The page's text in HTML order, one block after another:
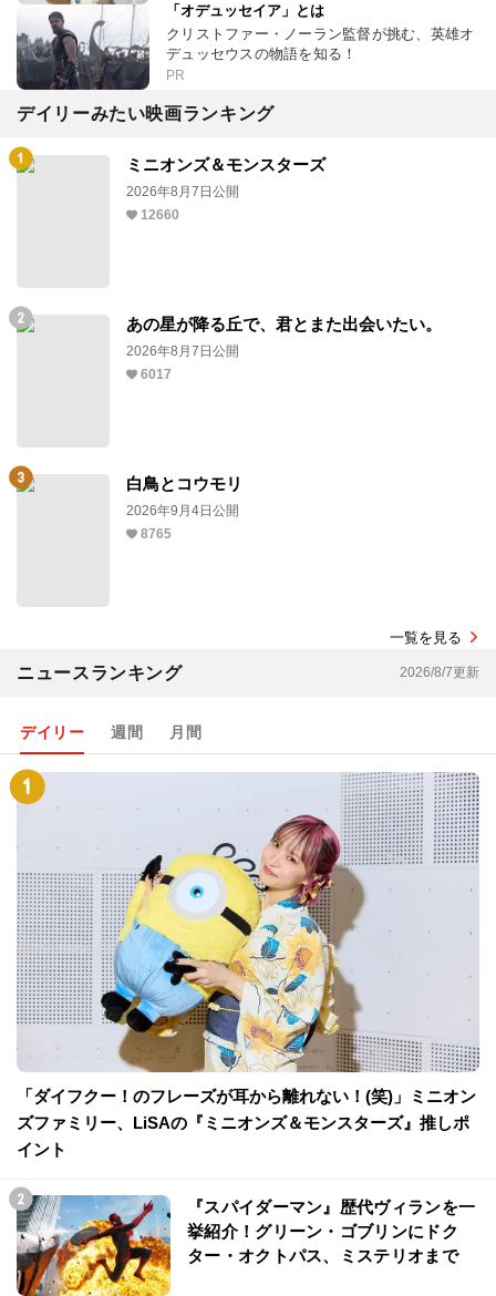
「オデュッセイア」とは
クリストファー・ノーラン監督が挑む、英雄オ
デュッセウスの物語を知る！
PR
デイリーみたい映画ランキング
ミニオンズ＆モンスターズ
2026年8月7日公開
12660
あの星が降る丘で、君とまた出会いたい。
2026年8月7日公開
6017
白鳥とコウモリ
2026年9月4日公開
8765
一覧を見る
ニュースランキング 2026/8/7更新
デイリー 週間 月間
「ダイフクー！のフレーズが耳から離れない！(笑)」ミニオン
ズファミリー、LiSAの『ミニオンズ＆モンスターズ』推しポ
イント
『スパイダーマン』歴代ヴィランを一
挙紹介！グリーン・ゴブリンにドク
ター・オクトパス、ミステリオまで